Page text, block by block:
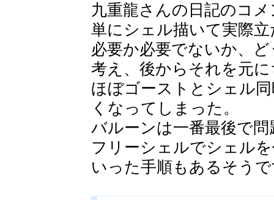
九重龍さんの日記のコ
単にシェル描いて実際
必要か必要でないか、
考え、後からそれを元
ほぼゴーストとシェル
くなってしまった。
バルーンは一番最後で
フリーシェルでシェ
いった手順もあるそう